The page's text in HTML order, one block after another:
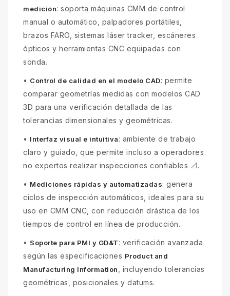
medición: soporta máquinas CMM de control
manual o automático, palpadores portátiles,
brazos FARO, sistemas láser tracker, escáneres
ópticos y herramientas CNC equipadas con
sonda.
• Control de calidad en el modelo CAD: permite
comparar geometrías medidas con modelos CAD
3D para una verificación detallada de las
tolerancias dimensionales y geométricas.
• Interfaz visual e intuitiva: ambiente de trabajo
claro y guiado, que permite incluso a operadores
no expertos realizar inspecciones confiables 📐.
• Mediciones rápidas y automatizadas: genera
ciclos de inspección automáticos, ideales para su
uso en CMM CNC, con reducción drástica de los
tiempos de control en línea de producción.
• Soporte para PMI y GD&T: verificación avanzada
según las especificaciones Product and
Manufacturing Information
, incluyendo tolerancias
geométricas, posicionales y datums.